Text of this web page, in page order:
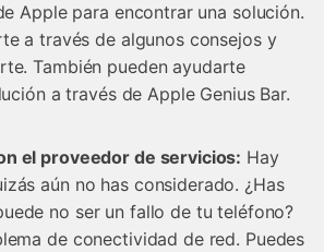
Apple para encontrar una solución.
a través de algunos consejos y
También pueden ayudarte
a través de Apple Genius Bar.
el proveedor de servicios: Hay
aún no has considerado. ¿Has
no ser un fallo de tu teléfono?
de conectividad de red. Puedes